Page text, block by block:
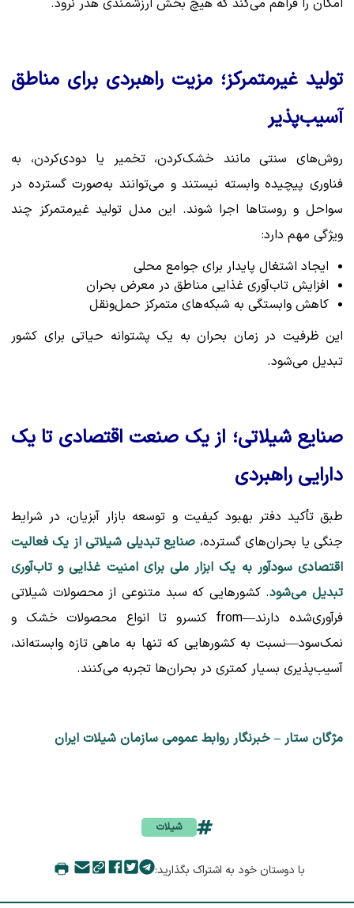
تولید غیرمتمرکز؛ مزیت راهبردی برای مناطق
آسیب‌پذیر
روش‌های سنتی مانند خشک‌کردن، تخمیر یا دودی‌کردن، به
فناوری پیچیده وابسته نیستند و می‌توانند به‌صورت گسترده در
سواحل و روستاها اجرا شوند. این مدل تولید غیرمتمرکز چند
ویژگی مهم دارد:
ایجاد اشتغال پایدار برای جوامع محلی
افزایش تاب‌آوری غذایی مناطق در معرض بحران
کاهش وابستگی به شبکه‌های متمرکز حمل‌ونقل
این ظرفیت در زمان بحران به یک پشتوانه حیاتی برای کشور
تبدیل می‌شود.
صنایع شیلاتی؛ از یک صنعت اقتصادی تا یک
دارایی راهبردی
طبق تأکید دفتر بهبود کیفیت و توسعه بازار آبزیان، در شرایط
جنگی یا بحران‌های گسترده، صنایع تبدیلی شیلاتی از یک فعالیت
اقتصادی سودآور به یک ابزار ملی برای امنیت غذایی و تاب‌آوری
تبدیل می‌شود. کشورهایی که سبد متنوعی از محصولات شیلاتی
فرآوری‌شده دارند—from کنسرو تا انواع محصولات خشک و
نمک‌سود—نسبت به کشورهایی که تنها به ماهی تازه وابسته‌اند،
آسیب‌پذیری بسیار کمتری در بحران‌ها تجربه می‌کنند.
مژگان ستار – خبرنگار روابط عمومی سازمان شیلات ایران
شیلات
با دوستان خود به اشتراک بگذارید: